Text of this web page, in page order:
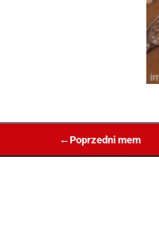
←Poprzedni mem